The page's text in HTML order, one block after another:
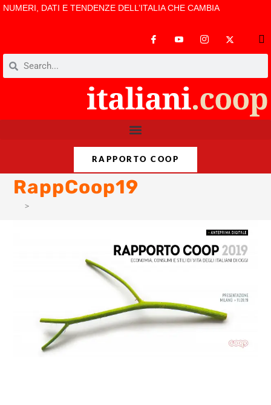
NUMERI, DATI E TENDENZE DELL’ITALIA CHE CAMBIA
RAPPORTO COOP
RappCoop19
>